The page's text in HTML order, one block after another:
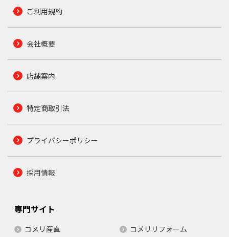
ご利用規約
会社概要
店舗案内
特定商取引法
プライバシーポリシー
採用情報
専門サイト
コメリ産直 コメリリフォーム